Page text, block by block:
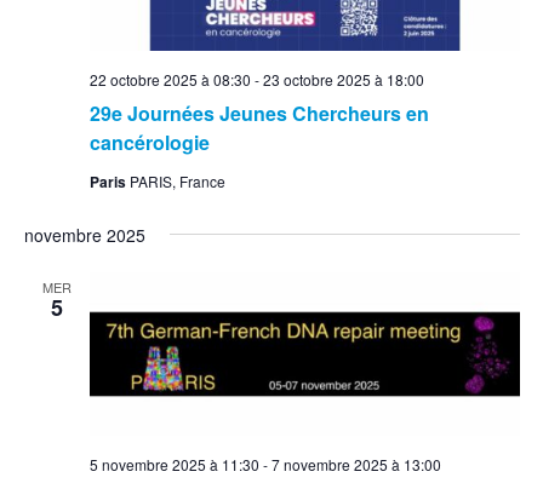
29e Journées Jeunes Chercheurs en
cancérologie
22 octobre 2025 à 08:30 -23 octobre 2025 à 18:00
Paris PARIS, France
novembre 2025
MER
5
5 novembre 2025 à 11:30 -7 novembre 2025 à 13:00